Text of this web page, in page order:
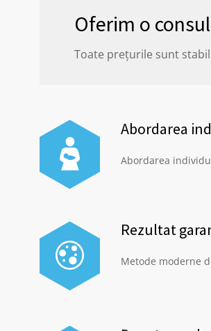
Oferim o
Toate prețurile sunt
Abordarea
Abordarea
Rezultat
Metode moderne